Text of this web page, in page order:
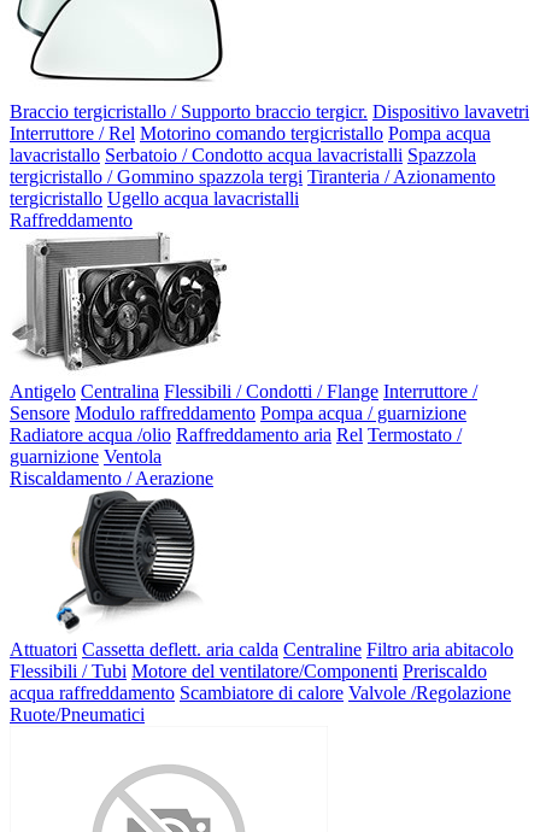
Braccio tergicristallo / Supporto braccio tergicr. Dispositivo lavavetri
Interruttore / Rel Motorino comando tergicristallo Pompa acqua
lavacristallo Serbatoio / Condotto acqua lavacristalli Spazzola
tergicristallo / Gommino spazzola tergi Tiranteria / Azionamento
tergicristallo Ugello acqua lavacristalli
Raffreddamento
Antigelo Centralina Flessibili / Condotti / Flange Interruttore /
Sensore Modulo raffreddamento Pompa acqua / guarnizione
Radiatore acqua /olio Raffreddamento aria Rel Termostato /
guarnizione Ventola
Riscaldamento / Aerazione
Attuatori Cassetta deflett. aria calda Centraline Filtro aria abitacolo
Flessibili / Tubi Motore del ventilatore/Componenti Preriscaldo
acqua raffreddamento Scambiatore di calore Valvole /Regolazione
Ruote/Pneumatici